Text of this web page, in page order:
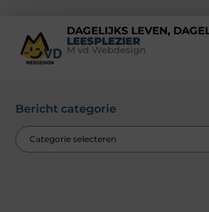
DAGELIJKS LEVEN,
LEESPLEZIER
M vd Webdesign
Bericht categorie